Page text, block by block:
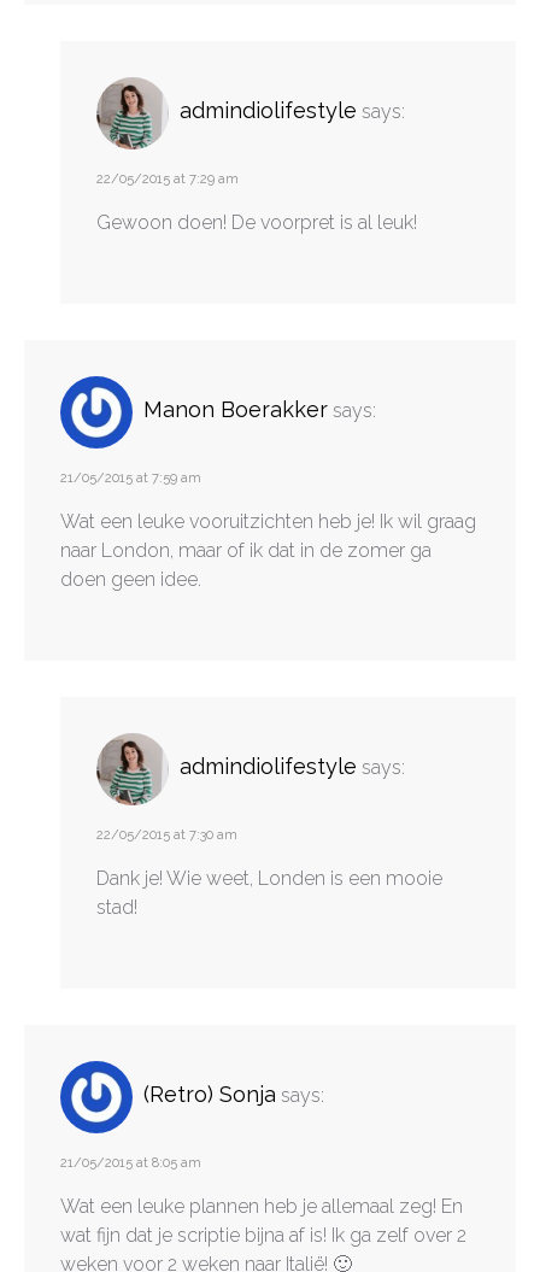
admindiolifestyle says:
22/05/2015 at 7:29 am
Gewoon doen! De voorpret is al leuk!
Manon Boerakker says:
21/05/2015 at 7:59 am
Wat een leuke vooruitzichten heb je! Ik wil graag
naar London, maar of ik dat in de zomer ga
doen geen idee.
admindiolifestyle says:
22/05/2015 at 7:30 am
Dank je! Wie weet, Londen is een mooie
stad!
(Retro) Sonja says:
21/05/2015 at 8:05 am
Wat een leuke plannen heb je allemaal zeg! En
wat fijn dat je scriptie bijna af is! Ik ga zelf over 2
weken voor 2 weken naar Italië! 🙂